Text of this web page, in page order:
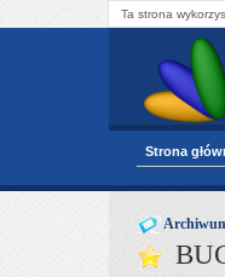
Ta strona
Strona